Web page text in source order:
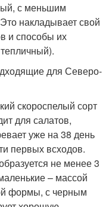
с меньшим
накладывает свой
и способы их
для Северо-
скороспелый сорт
для салатов,
уже на 38 день
первых всходов.
не менее 3
– массой
формы, с черным